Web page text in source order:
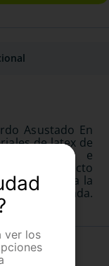
Asustado En
de latex de
divertido e
perfecto
para la
cara asustada.
ver los